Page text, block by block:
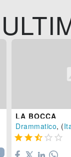
LA BOCCA
Drammatico, (
    